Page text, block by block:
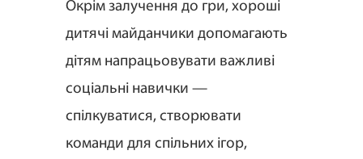
Окрім залучення до гри, хороші
дитячі майданчики допомагають
дітям напрацьовувати важливі
соціальні навички —
спілкуватися, створювати
команди для спільних ігор,